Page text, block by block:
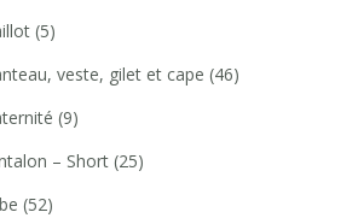
(5)
veste, gilet et cape (46)
(9)
– Short (25)
(52)